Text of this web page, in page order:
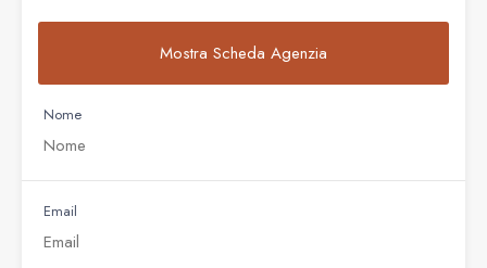
Mostra Scheda Agenzia
Nome
Email